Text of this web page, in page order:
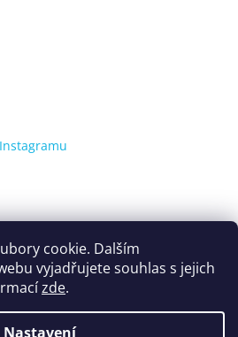
cookie. Dalším
vyjadřujete souhlas s jejich
zde.
Nastavení